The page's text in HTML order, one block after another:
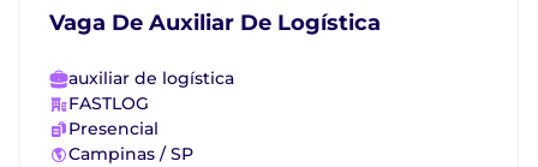
Vaga De Auxiliar De Logística
auxiliar de logística
FASTLOG
Presencial
Campinas / SP